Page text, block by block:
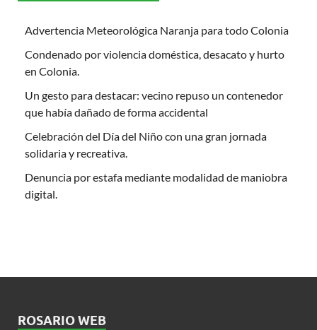
Advertencia Meteorológica Naranja para todo Colonia
Condenado por violencia doméstica, desacato y hurto
en Colonia.
Un gesto para destacar: vecino repuso un contenedor
que había dañado de forma accidental
Celebración del Día del Niño con una gran jornada
solidaria y recreativa.
Denuncia por estafa mediante modalidad de maniobra
digital.
ROSARIO WEB